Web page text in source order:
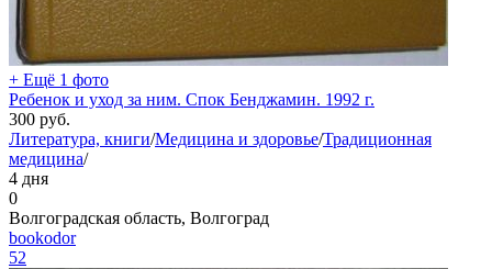
+ Ещё 1 фото
Ребенок и уход за ним. Спок Бенджамин. 1992 г.
300 руб.
Литература, книги/Медицина и здоровье/Традиционная
медицина/
4 дня
0
Волгоградская область, Волгоград
bookodor
52